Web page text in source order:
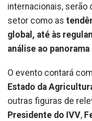
internacionais,
setor como as
global, até às
análise ao
O evento contará
Estado da
outras figuras de
Presidente do IVV,